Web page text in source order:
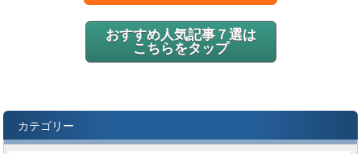
おすすめ人気記事７選は
こちらをタップ
カテゴリー